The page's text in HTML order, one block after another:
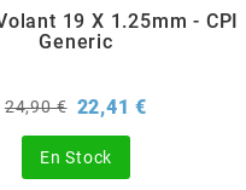
19 X 1.25mm - CPI
Generic
Prix
base
24,90 € 22,41 €
En Stock